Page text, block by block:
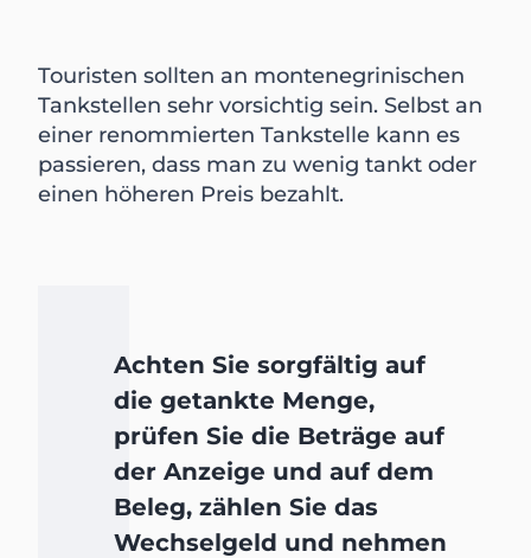
Touristen sollten an montenegrinischen
Tankstellen sehr vorsichtig sein. Selbst an
einer renommierten Tankstelle kann es
passieren, dass man zu wenig tankt oder
einen höheren Preis bezahlt.
Achten Sie sorgfältig auf
die getankte Menge,
prüfen Sie die Beträge auf
der Anzeige und auf dem
Beleg, zählen Sie das
Wechselgeld und nehmen